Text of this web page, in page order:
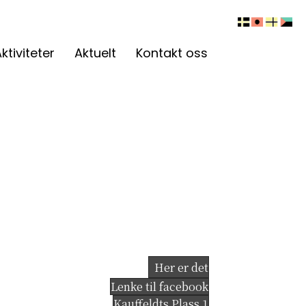
Aktuelt
Kontakt oss
Her er det
Lenke til facebook